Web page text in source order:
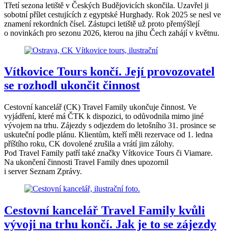
Třetí sezona letiště v Českých Budějovicích skončila. Uzavřel ji
sobotní přílet cestujících z egyptské Hurghady. Rok 2025 se nesl ve
znamení rekordních čísel. Zástupci letiště už proto přemýšlejí
o novinkách pro sezonu 2026, kterou na jihu Čech zahájí v květnu.
Vítkovice Tours končí. Její provozovatel
se rozhodl ukončit činnost
Cestovní kancelář (CK) Travel Family ukončuje činnost. Ve
vyjádření, které má ČTK k dispozici, to odůvodnila mimo jiné
vývojem na trhu. Zájezdy s odjezdem do letošního 31. prosince se
uskuteční podle plánu. Klientům, kteří měli rezervace od 1. ledna
příštího roku, CK dovolené zrušila a vrátí jim zálohy.
Pod Travel Family patří také značky Vítkovice Tours či Viamare.
Na ukončení činnosti Travel Family dnes upozornil
i server Seznam Zprávy.
Cestovní kancelář Travel Family kvůli
vývoji na trhu končí. Jak je to se zájezdy